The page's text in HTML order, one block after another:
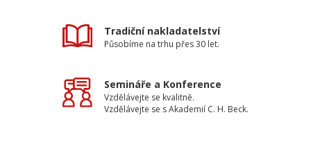
Tradiční nakladatelství
Působíme na trhu přes 30 let.
Semináře a Konference
Vzdělávejte se kvalitně.
Vzdělávejte se s Akademií C. H. Beck.